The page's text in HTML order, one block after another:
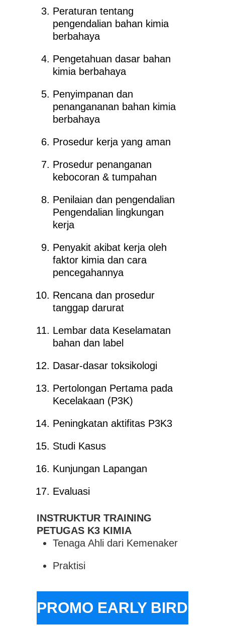
Peraturan tentang
pengendalian bahan kimia
berbahaya
Pengetahuan dasar bahan
kimia berbahaya
Penyimpanan dan
penangananan bahan kimia
berbahaya
Prosedur kerja yang aman
Prosedur penanganan
kebocoran & tumpahan
Penilaian dan pengendalian
Pengendalian lingkungan
kerja
Penyakit akibat kerja oleh
faktor kimia dan cara
pencegahannya
Rencana dan prosedur
tanggap darurat
Lembar data Keselamatan
bahan dan label
Dasar-dasar toksikologi
Pertolongan Pertama pada
Kecelakaan (P3K)
Peningkatan aktifitas P3K3
Studi Kasus
Kunjungan Lapangan
Evaluasi
INSTRUKTUR TRAINING
PETUGAS K3 KIMIA
Tenaga Ahli dari Kemenaker
Praktisi
PROMO EARLY BIRD